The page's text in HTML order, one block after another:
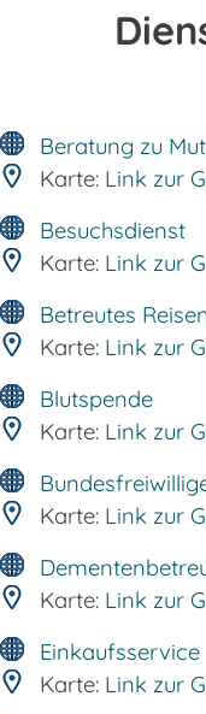
Beratung zu
Karte: Link zur
Besuchsdienst
Karte: Link zur
Betreutes
Karte: Link zur
Blutspende
Karte: Link zur
Karte: Link zur
Karte: Link zur
Einkaufsservice
Karte: Link zur